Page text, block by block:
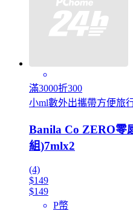
滿3000折300
小ml數外出攜帶方便旅
Banila Co ZERO零
組)7mlx2
(4)
$149
$149
P幣